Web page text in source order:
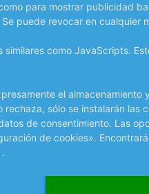
para mostrar publicidad
Se puede revocar en cualquier
como JavaScripts.
el
sólo se instalarán
de consentimiento. Las
de cookies».
.